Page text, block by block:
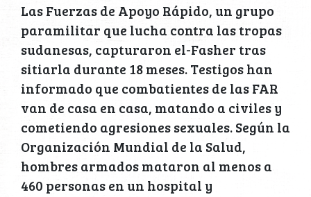
Las Fuerzas de Apoyo Rápido, un grupo
paramilitar que lucha contra las tropas
sudanesas, capturaron el-Fasher tras
sitiarla durante 18 meses. Testigos han
informado que combatientes de las FAR
van de casa en casa, matando a civiles y
cometiendo agresiones sexuales. Según la
Organización Mundial de la Salud,
hombres armados mataron al menos a
460 personas en un hospital y